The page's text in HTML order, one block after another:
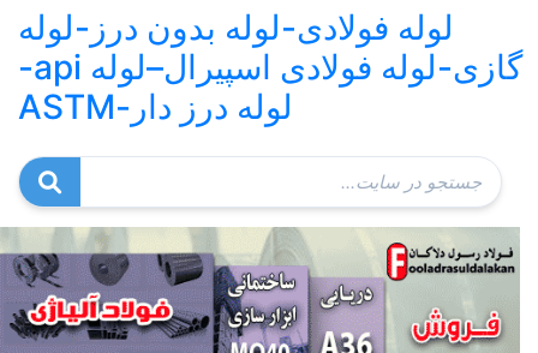
لوله فولادی-لوله بدون درز-لوله
گازی-لوله فولادی اسپیرال–لوله api-
لوله درز دار-ASTM